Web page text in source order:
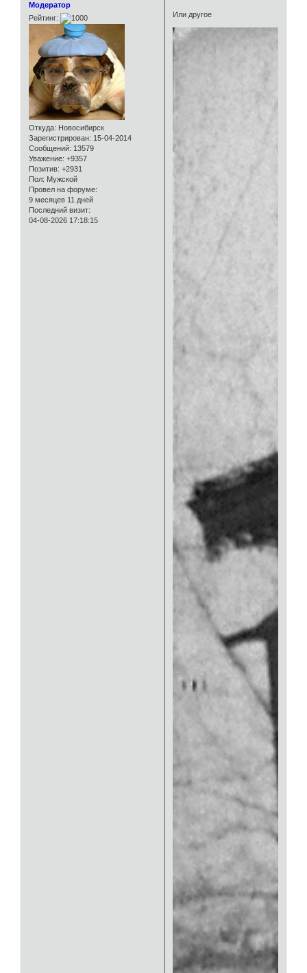
Модератор
Рейтинг:
Откуда: Новосибирск
Зарегистрирован: 15-04-2014
Сообщений: 13579
Уважение: +9357
Позитив: +2931
Пол: Мужской
Провел на форуме:
9 месяцев 11 дней
Последний визит:
04-08-2026 17:18:15
Или другое